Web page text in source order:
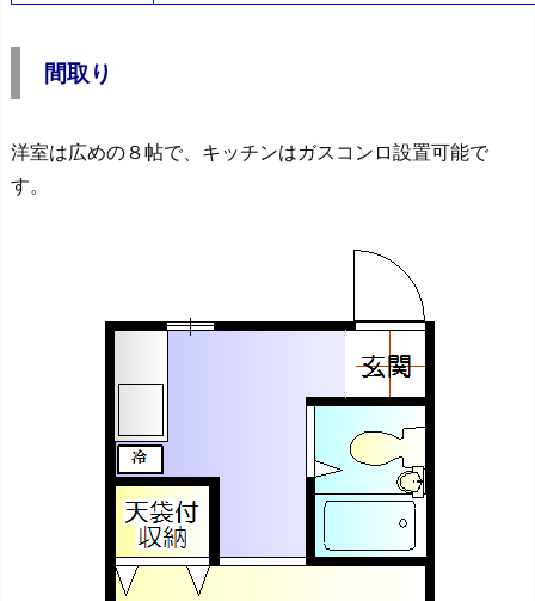
間取り
洋室は広めの８帖で、キッチンはガスコンロ設置可能で
す。